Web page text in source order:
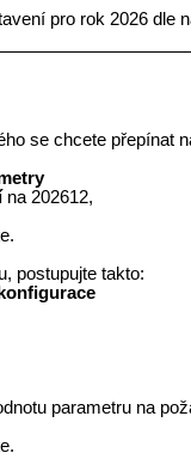
pro rok 2026 dle
se chcete
na 202612,
postupujte takto:
parametru na